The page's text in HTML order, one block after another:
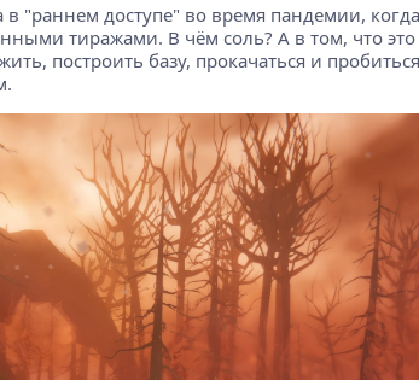
"раннем доступе" во время пандемии,
тиражами. В чём соль? А в том, что это
построить базу, прокачаться и